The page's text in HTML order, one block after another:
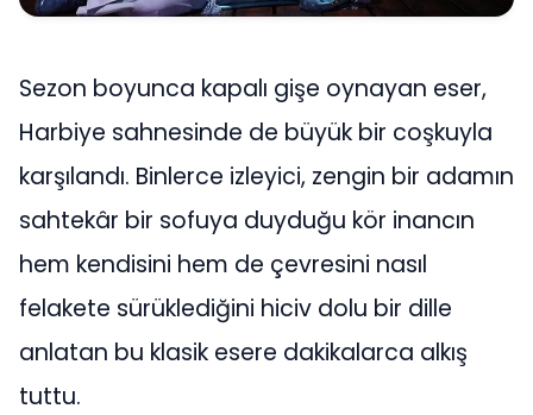
Sezon boyunca kapalı gişe oynayan eser,
Harbiye sahnesinde de büyük bir coşkuyla
karşılandı. Binlerce izleyici, zengin bir adamın
sahtekâr bir sofuya duyduğu kör inancın
hem kendisini hem de çevresini nasıl
felakete sürüklediğini hiciv dolu bir dille
anlatan bu klasik esere dakikalarca alkış
tuttu.